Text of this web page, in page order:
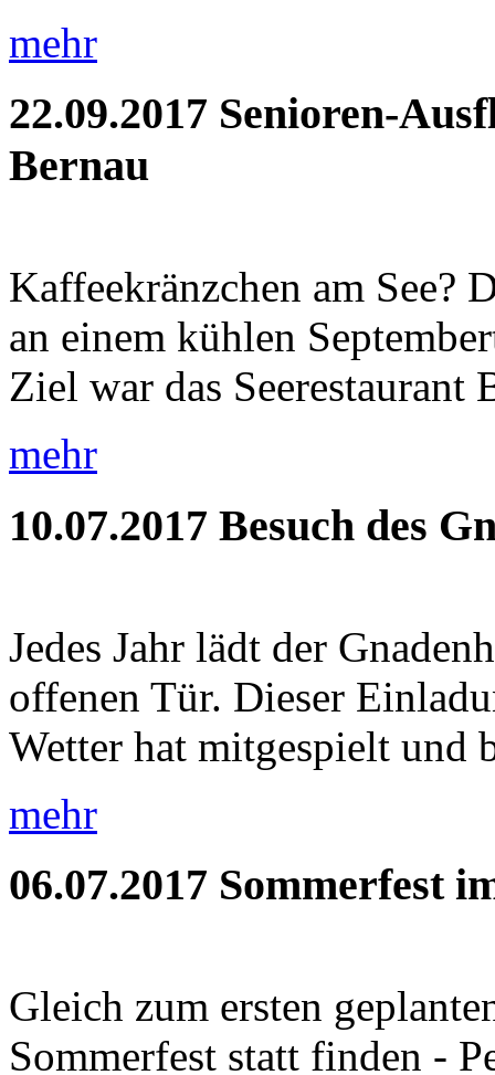
mehr
22.09.2017 Senioren-
Bernau
Kaffeekränzchen am See?
an einem kühlen
Ziel war das Seerestaurant
mehr
10.07.2017 Besuch des
Jedes Jahr lädt der
offenen Tür. Dieser
Wetter hat mitgespielt und
mehr
06.07.2017 Sommerfest
Gleich zum ersten
Sommerfest statt finden -